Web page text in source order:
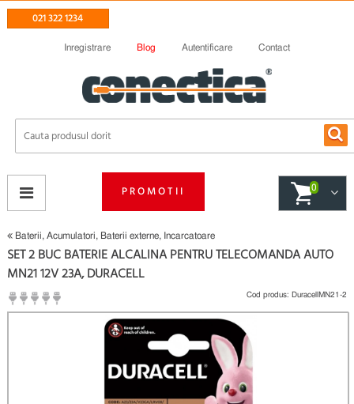
021 322 1234
Inregistrare Blog Autentificare Contact
PROMOTII 0
Baterii, Acumulatori, Baterii externe, Incarcatoare
SET 2 BUC BATERIE ALCALINA PENTRU TELECOMANDA AUTO
MN21 12V 23A, DURACELL
(
Fii primul care scrie un review
Cod produs: DuracellMN21-2